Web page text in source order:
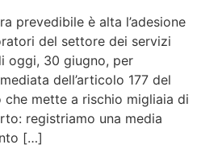
prevedibile è alta l’adesione
del settore dei servizi
oggi, 30 giugno, per
dell’articolo 177 del
mette a rischio migliaia di
registriamo una media
[…]